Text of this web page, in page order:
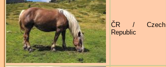
ČR / Czech
Republic